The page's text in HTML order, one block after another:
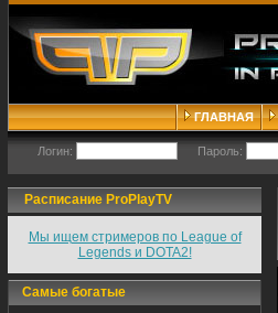
ГЛАВНАЯ
Логин: Пароль:
Расписание ProPlayTV
Мы ищем стримеров по League of
Legends и DOTA2!
Самые богатые